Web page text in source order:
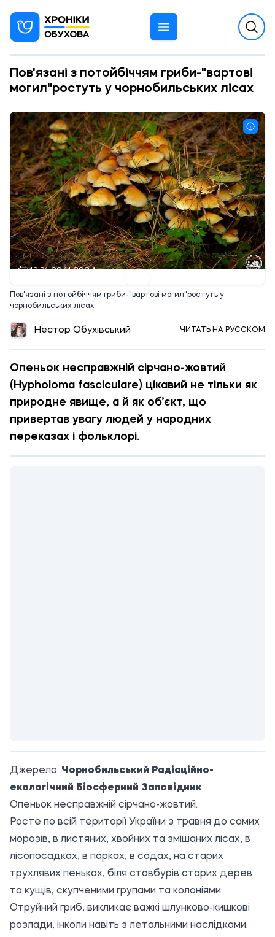
Пов'язані з потойбіччям гриби-"вартові
могил"ростуть у чорнобильських лісах
13:31 08.11.2024
Пов'язані з потойбіччям гриби-"вартові могил"ростуть у
чорнобильських лісах
Нестор Обухівський ЧИТАТЬ НА РУССКОМ
Опеньок несправжній сірчано-жовтий
(Hypholoma fasciculare) цікавий не тільки як
природне явище, а й як об’єкт, що
привертав увагу людей у народних
переказах і фольклорі.
Джерело: Чорнобильський Радіаційно-
екологічний Біосферний Заповідник
Опеньок несправжній сірчано-жовтий.
Росте по всій території України з травня до самих
морозів, в листяних, хвойних та змішаних лісах, в
лісопосадках, в парках, в садах, на старих
трухлявих пеньках, біля стовбурів старих дерев
та кущів, скупченими групами та колоніями.
Отруйний гриб, викликає важкі шлунково-кишкові
розлади, інколи навіть з летальними наслідками.